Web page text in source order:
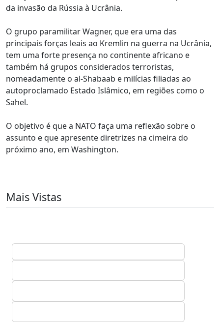
da invasão da Rússia à Ucrânia.
O grupo paramilitar Wagner, que era uma das
principais forças leais ao Kremlin na guerra na Ucrânia,
tem uma forte presença no continente africano e
também há grupos considerados terroristas,
nomeadamente o al-Shabaab e milícias filiadas ao
autoproclamado Estado Islâmico, em regiões como o
Sahel.
O objetivo é que a NATO faça uma reflexão sobre o
assunto e que apresente diretrizes na cimeira do
próximo ano, em Washington.
Mais Vistas